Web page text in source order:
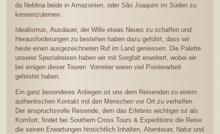
da Neblina beide in Amazonien, oder São Joaquim im Süden zu
kennenzulernen.
Idealismus, Ausdauer, der Wille etwas Neues zu schaffen und
Herausforderungen zu bestehen haben dazu geführt, dass wir
heute einen ausgezeichneten Ruf im Land geniessen. Die Palette
unserer Spezialreisen haben wir mit Sorgfalt erweitert, wobei wir
bei einigen dieser Touren Vorreiter waren viel Pionierarbeit
geleistet haben.
Ein ganz besonderes Anliegen ist uns dem Reisenden zu einem
authentischen Kontakt mit den Menschen vor Ort zu verhelfen.
Der anspruchsvolle Reisende, dem das Erlebnis wichtiger ist als
Komfort, findet bei Southern Cross Tours & Expeditions die Reise
die seinen Erwartungen hinsichtlich Inhalten, Abenteuer, Natur und